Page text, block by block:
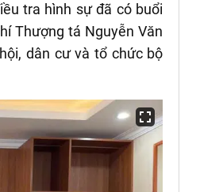
tra hình sự đã có buổi
Thượng tá Nguyễn Văn
dân cư và tổ chức bộ